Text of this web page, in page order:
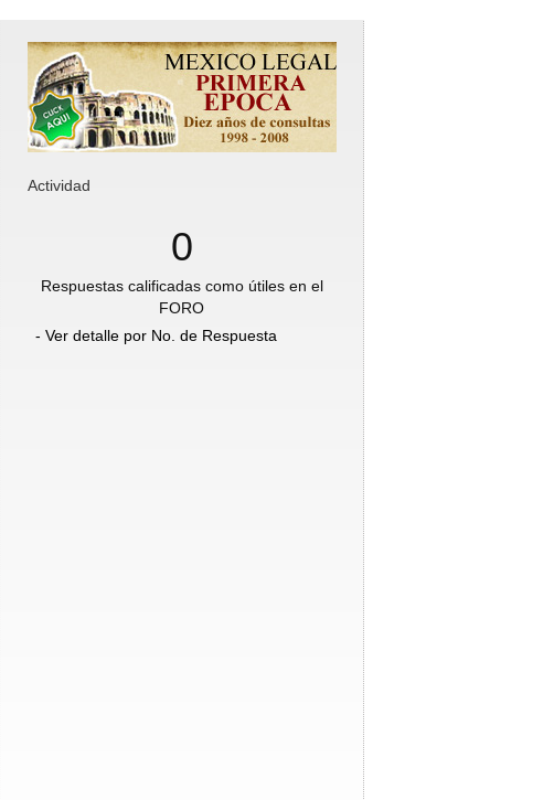
Actividad
0
Respuestas calificadas como útiles en el
FORO
- Ver detalle por No. de Respuesta